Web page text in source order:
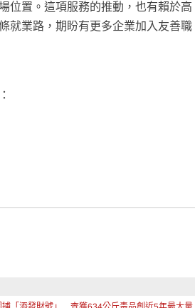
位置。這項服務的推動，也有賴於高
就業路，期盼有更多企業加入友善職